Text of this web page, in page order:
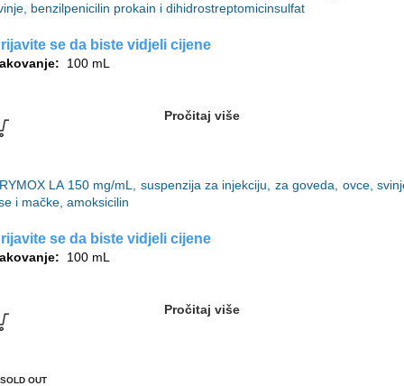
benzilpenicilin prokain i dihidrostreptomicinsulfat
se da biste vidjeli cijene
100 mL
Pročitaj više
LA 150 mg/mL, suspenzija za injekciju, za goveda, ovce,
i mačke, amoksicilin
se da biste vidjeli cijene
100 mL
Pročitaj više
SOLD OUT